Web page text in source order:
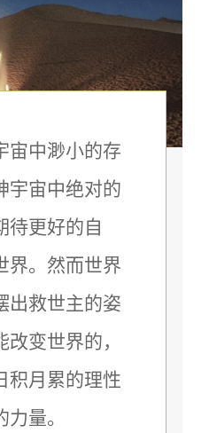
宙中渺小的存
宇宙中绝对的
待更好的自
界。然而世界
出救世主的姿
变世界的，
积月累的理性
量。